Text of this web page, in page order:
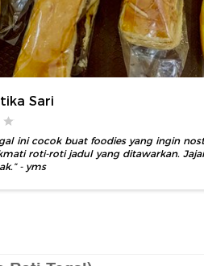
Sari
ini cocok buat foodies yang ingin
roti-roti jadul yang ditawarkan.
- yms